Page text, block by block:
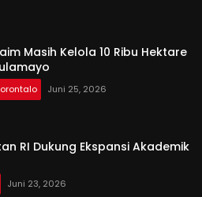
Masih Kelola 10 Ribu Hektare
Juni 25, 2026
RI Dukung Ekspansi Akademik
Juni 23, 2026